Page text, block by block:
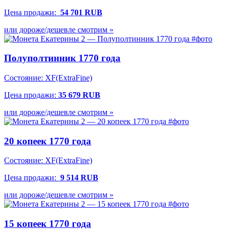
Цена продажи: 54 701 RUB
или дороже/дешевле смотрим »
Полуполтинник 1770 года
Состояние: XF(ExtraFine)
Цена продажи: 35 679 RUB
или дороже/дешевле смотрим »
20 копеек 1770 года
Состояние: XF(ExtraFine)
Цена продажи: 9 514 RUB
или дороже/дешевле смотрим »
15 копеек 1770 года